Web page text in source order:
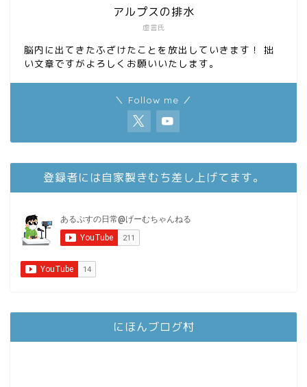
虚言氏
アルプスの排水
脳内に出てきたふざけたことを放出していきます！ 拙
い文章ですがよろしくお願いいたします。
＼ Follow me ／
登録者には自家製きむち差し上げてます。
にほんブログ村